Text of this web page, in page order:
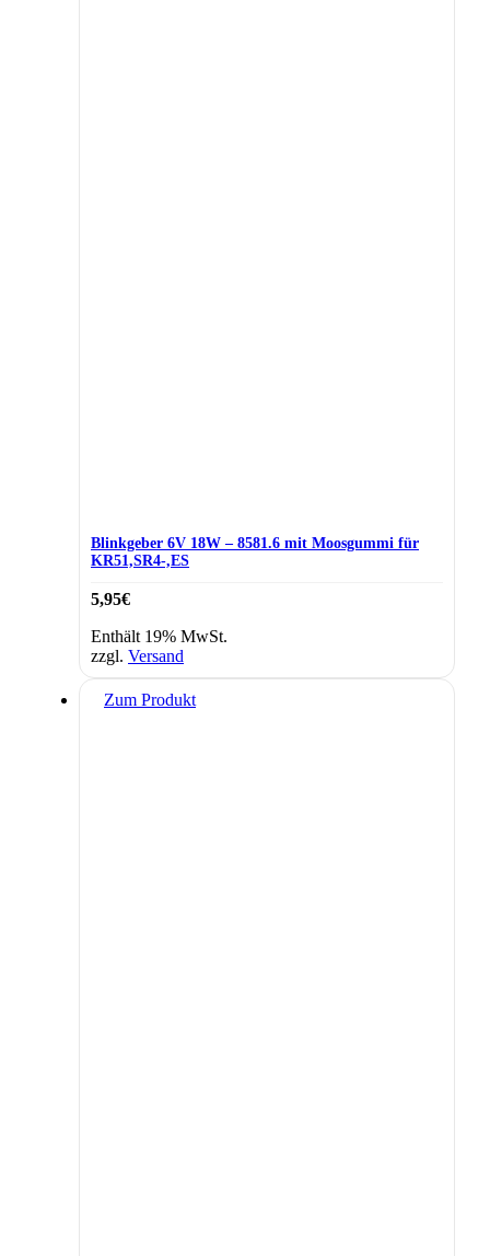
Blinkgeber 6V 18W – 8581.6 mit Moosgummi für
KR51,SR4-,ES
5,95€
Enthält 19% MwSt.
zzgl. Versand
Zum Produkt